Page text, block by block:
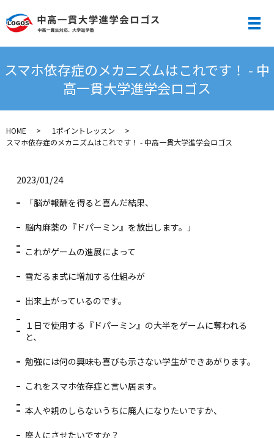
メ
スマホ依存症のメカニズムはこれです！ - 中
高一貫大学進学会ロゴス
HOME
1ポイントレッスン
スマホ依存症のメカニズムはこれです！ - 中高一貫大学進学会ロゴス
2023/01/24
「脳が報酬を得ると喜んだ結果、
脳内麻薬の『ドパーミン』を放出します。」
これがゲームの進展によって
雪だるま式に増加する仕組みが
出来上がっているのです。
１日で使用する『ドパーミン』の大半をゲームに奪われる
と、
勉強には何の興味も喜びも示さない学生ができあがります。
これをスマホ依存症と言い居ます。
本人や親のしらないうちに廃人になりたいですか、
廃人にさせたいですか？